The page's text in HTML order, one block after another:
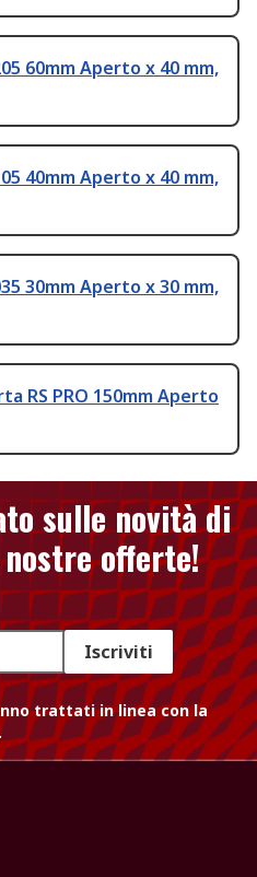
60mm Aperto x 40 mm,
40mm Aperto x 40 mm,
30mm Aperto x 30 mm,
RS PRO 150mm Aperto
sulle novità di
offerte!
Iscriviti
trattati in linea con la
.